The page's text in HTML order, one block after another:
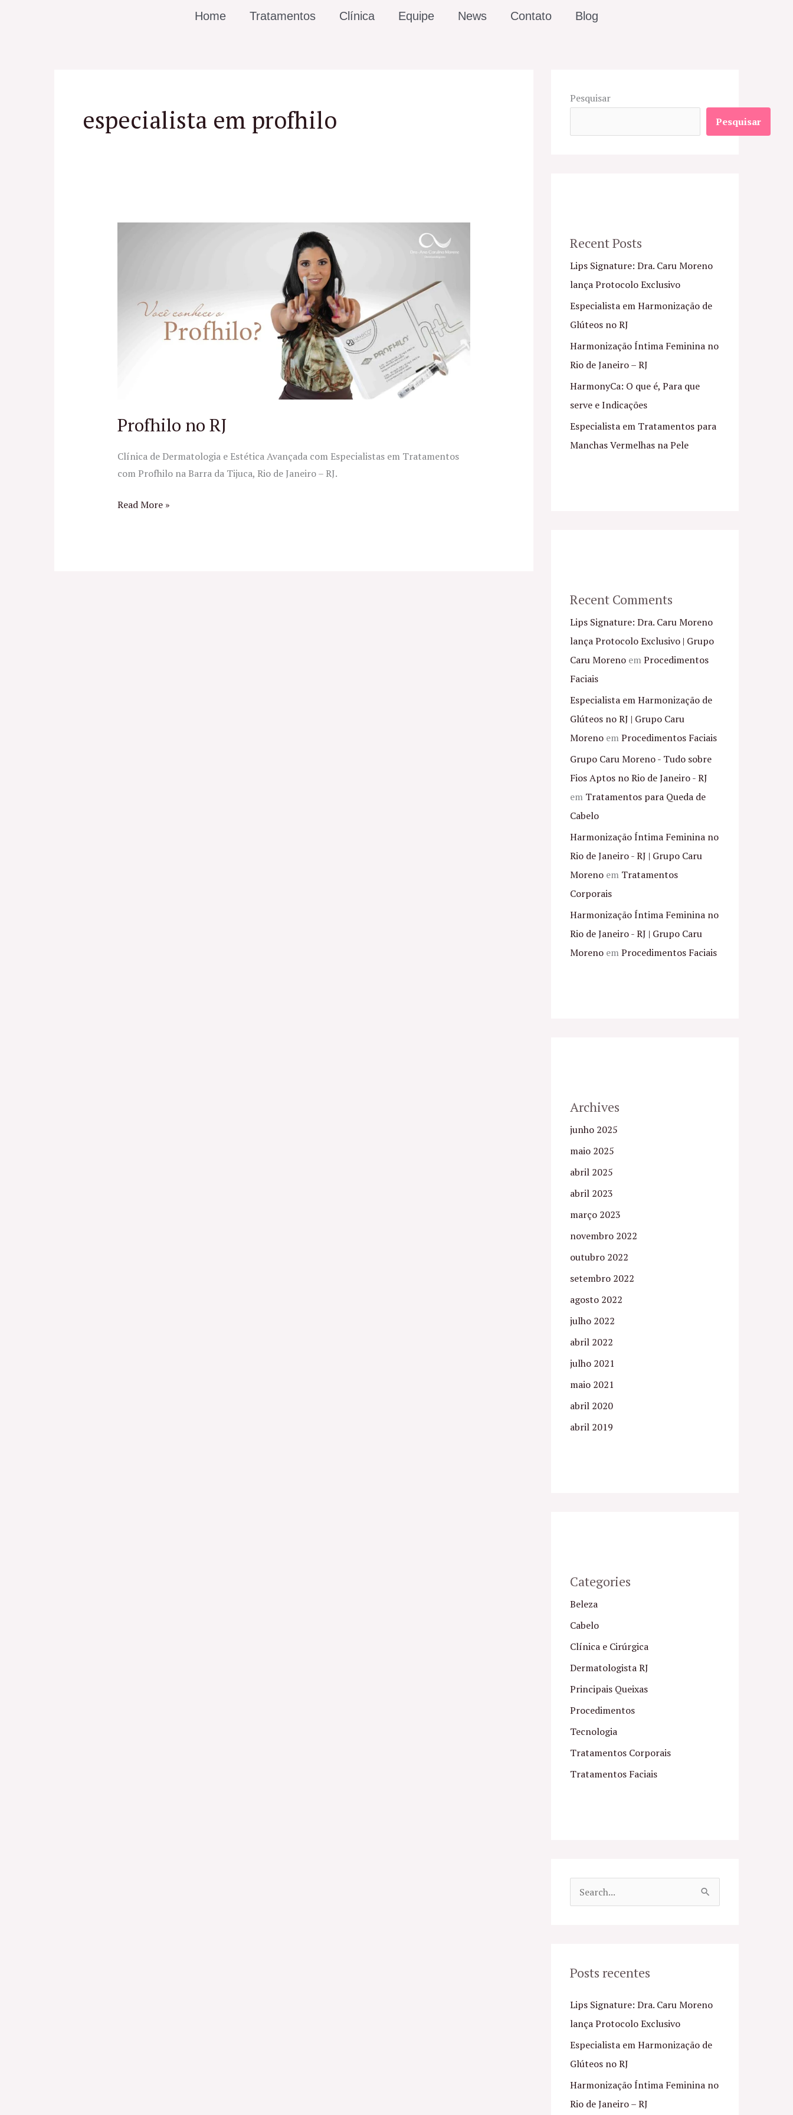
Home Tratamentos Clínica Equipe News Contato Blog
especialista em profhilo
Profhilo no RJ
Clínica de Dermatologia e Estética Avançada com Especialistas em Tratamentos
com Profhilo na Barra da Tijuca, Rio de Janeiro – RJ.
Read More »
Pesquisar
Pesquisar
Recent Posts
Lips Signature: Dra. Caru Moreno
lança Protocolo Exclusivo
Especialista em Harmonização de
Glúteos no RJ
Harmonização Íntima Feminina no
Rio de Janeiro – RJ
HarmonyCa: O que é, Para que
serve e Indicações
Especialista em Tratamentos para
Manchas Vermelhas na Pele
Recent Comments
Lips Signature: Dra. Caru Moreno
lança Protocolo Exclusivo | Grupo
Caru Moreno emProcedimentos
Faciais
Especialista em Harmonização de
Glúteos no RJ | Grupo Caru
Moreno emProcedimentos Faciais
Grupo Caru Moreno - Tudo sobre
Fios Aptos no Rio de Janeiro - RJ
em Tratamentos para Queda de
Cabelo
Harmonização Íntima Feminina no
Rio de Janeiro - RJ | Grupo Caru
Moreno em Tratamentos
Corporais
Harmonização Íntima Feminina no
Rio de Janeiro - RJ | Grupo Caru
Moreno emProcedimentos Faciais
Archives
junho 2025
maio 2025
abril 2025
abril 2023
março 2023
novembro 2022
outubro 2022
setembro 2022
agosto 2022
julho 2022
abril 2022
julho 2021
maio 2021
abril 2020
abril 2019
Categories
Beleza
Cabelo
Clínica e Cirúrgica
Dermatologista RJ
Principais Queixas
Procedimentos
Tecnologia
Tratamentos Corporais
Tratamentos Faciais
u
s
a
r
p
o
r
Posts recentes
Lips Signature: Dra. Caru Moreno
lança Protocolo Exclusivo
Especialista em Harmonização de
Glúteos no RJ
Harmonização Íntima Feminina no
Rio de Janeiro – RJ